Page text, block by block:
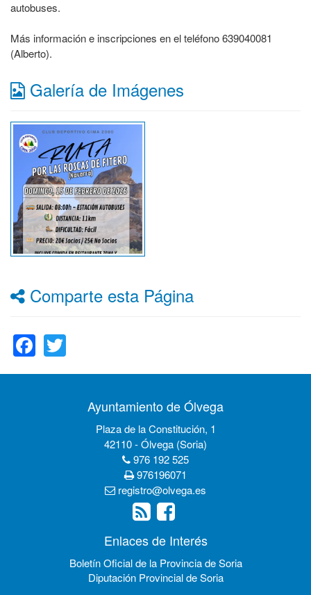
autobuses.
Más información e inscripciones en el teléfono 639040081
(Alberto).
Galería de Imágenes
Comparte esta Página
Facebook
Ayuntamiento de Ólvega
Plaza de la Constitución, 1
42110 - Ólvega (Soria)
976 192 525
976196071
registro@olvega.es
Enlaces de Interés
Boletín Oficial de la Provincia de Soria
Diputación Provincial de Soria